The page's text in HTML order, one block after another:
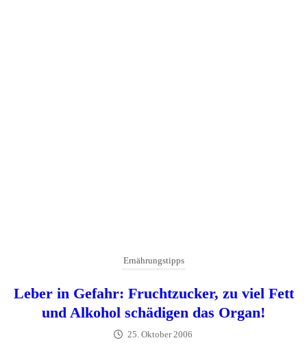
Ernährungstipps
Leber in Gefahr: Fruchtzucker, zu viel Fett
und Alkohol schädigen das Organ!
25. Oktober 2006